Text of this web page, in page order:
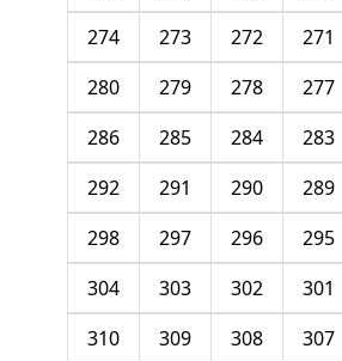
271
272
273
274
277
278
279
280
283
284
285
286
289
290
291
292
295
296
297
298
301
302
303
304
307
308
309
310